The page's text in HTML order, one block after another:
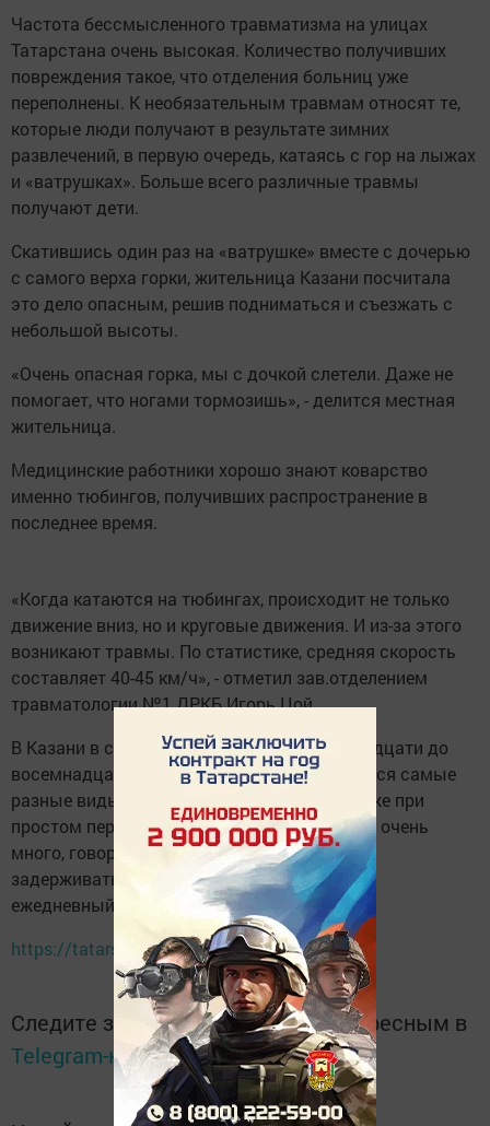
Частота бессмысленного травматизма на улицах
Татарстана очень высокая. Количество получивших
повреждения такое, что отделения больниц уже
переполнены. К необязательным травмам относят те,
которые люди получают в результате зимних
развлечений, в первую очередь, катаясь с гор на лыжах
и «ватрушках». Больше всего различные травмы
получают дети.
Скатившись один раз на «ватрушке» вместе с дочерью
с самого верха горки, жительница Казани посчитала
это дело опасным, решив подниматься и съезжать с
небольшой высоты.
«Очень опасная горка, мы с дочкой слетели. Даже не
помогает, что ногами тормозишь», - делится местная
жительница.
Медицинские работники хорошо знают коварство
именно тюбингов, получивших распространение в
последнее время.
«Когда катаются на тюбингах, происходит не только
движение вниз, но и круговые движения. И из-за этого
возникают травмы. По статистике, средняя скорость
составляет 40-45 км/ч», - отметил зав.отделением
травматологии №1 ДРКБ Игорь Цой.
В Казани в сутки фиксируется уже от двенадцати до
восемнадцати госпитализаций. Учитываются самые
разные виды повреждений, полученные даже при
простом переходе по скользкой дороге. Это очень
много, говорят врачи, которым приходится
задерживаться на работе, дабы завершить
ежедневный приём больных.
https://tatarstan24.tv
Следите за самым важным и интересным в
Telegram-каналеТатмедиа